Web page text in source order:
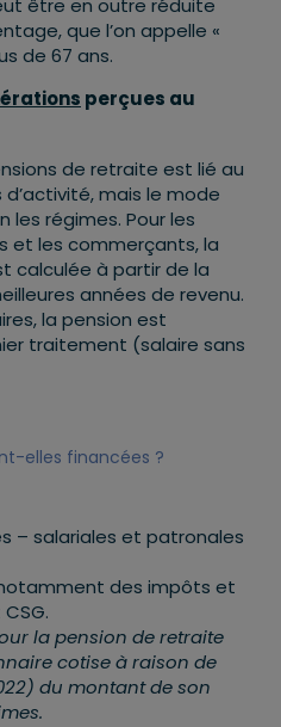
être en outre réduite
que l’on appelle «
de 67 ans.
perçues au
de retraite est lié au
mais le mode
les régimes. Pour les
et les commerçants, la
calculée à partir de la
années de revenu.
la pension est
traitement (salaire sans
elles financées ?
– salariales et patronales
des impôts et
la pension de retraite
cotise à raison de
du montant de son